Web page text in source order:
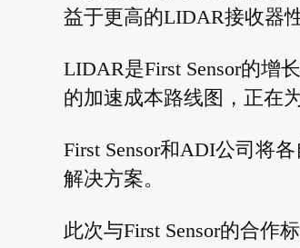
益于更高的LIDAR接收器
LIDAR是First Sensor的增
的加速成本路线图，正在
First Sensor和ADI公司将
解决方案。
此次与First Sensor的合作